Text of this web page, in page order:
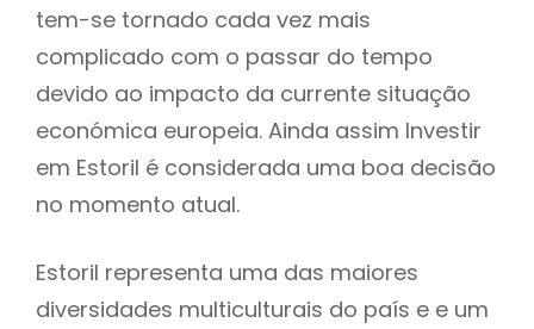
tem-se tornado cada vez mais
complicado com o passar do tempo
devido ao impacto da currente situação
económica europeia. Ainda assim Investir
em Estoril é considerada uma boa decisão
no momento atual.
Estoril representa uma das maiores
diversidades multiculturais do país e e um